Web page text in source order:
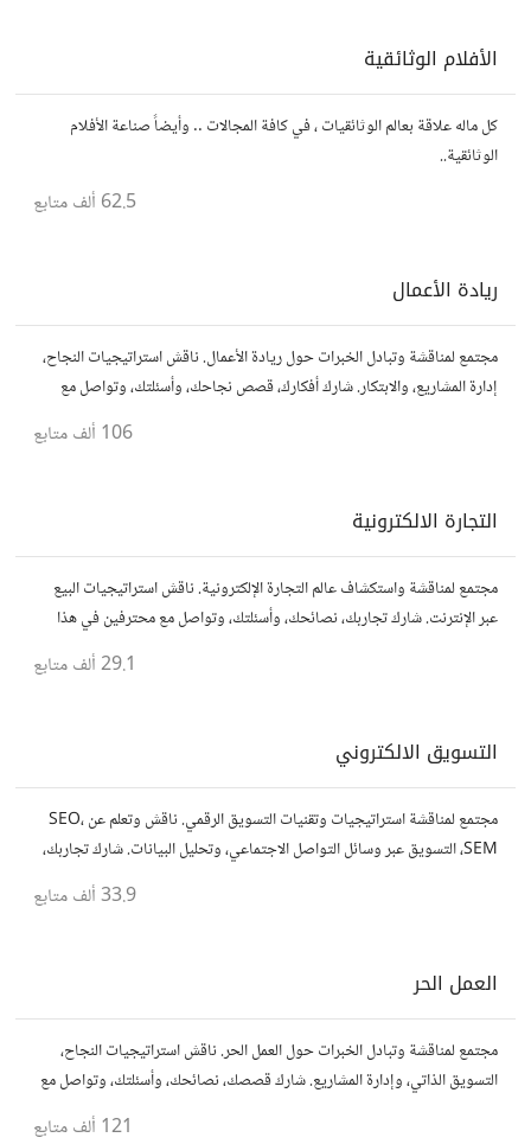
الأفلام الوثائقية
كل ماله علاقة بعالم الوثائقيات ، في كافة المجالات .. وأيضاً صناعة الأفلام
الوثائقية..
62.5 ألف متابع
ريادة الأعمال
مجتمع لمناقشة وتبادل الخبرات حول ريادة الأعمال. ناقش استراتيجيات النجاح،
إدارة المشاريع، والابتكار. شارك أفكارك، قصص نجاحك، وأسئلتك، وتواصل مع
106 ألف متابع
التجارة الالكترونية
مجتمع لمناقشة واستكشاف عالم التجارة الإلكترونية. ناقش استراتيجيات البيع
عبر الإنترنت. شارك تجاربك، نصائحك، وأسئلتك، وتواصل مع محترفين في هذا
29.1 ألف متابع
التسويق الالكتروني
مجتمع لمناقشة استراتيجيات وتقنيات التسويق الرقمي. ناقش وتعلم عن SEO،
SEM، التسويق عبر وسائل التواصل الاجتماعي، وتحليل البيانات. شارك تجاربك،
33.9 ألف متابع
العمل الحر
مجتمع لمناقشة وتبادل الخبرات حول العمل الحر. ناقش استراتيجيات النجاح،
التسويق الذاتي، وإدارة المشاريع. شارك قصصك، نصائحك، وأسئلتك، وتواصل مع
121 ألف متابع